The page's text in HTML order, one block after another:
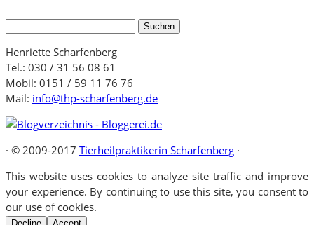
Suchen
Henriette Scharfenberg
Tel.: 030 / 31 56 08 61
Mobil: 0151 / 59 11 76 76
Mail: info@thp-scharfenberg.de
· © 2009-2017 Tierheilpraktikerin Scharfenberg ·
This website uses cookies to analyze site traffic and improve
your experience. By continuing to use this site, you consent to
our use of cookies.